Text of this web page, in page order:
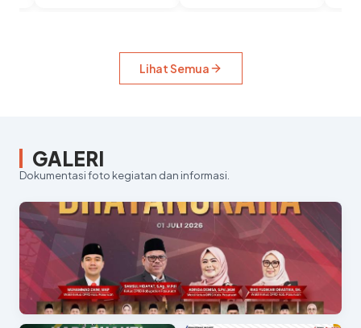
Lihat Semua
GALERI
Dokumentasi foto kegiatan dan informasi.